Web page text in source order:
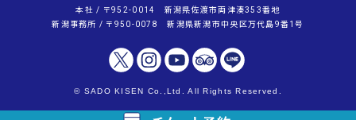
本社 / 〒952-0014 新潟県佐渡市両津湊353番地
新潟事務所 / 〒950-0078 新潟県新潟市中央区万代島9番1号
© SADO KISEN Co.,Ltd. All Rights Reserved.